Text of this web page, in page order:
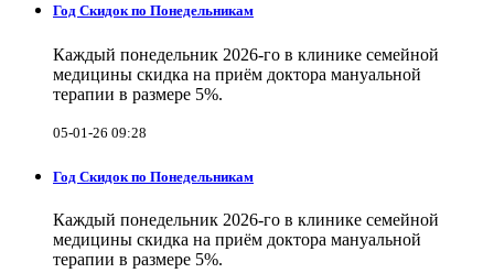
Год Скидок по Понедельникам
Каждый понедельник 2026-го в клинике семейной
медицины скидка на приём доктора мануальной
терапии в размере 5%.
05-01-26 09:28
Год Скидок по Понедельникам
Каждый понедельник 2026-го в клинике семейной
медицины скидка на приём доктора мануальной
терапии в размере 5%.